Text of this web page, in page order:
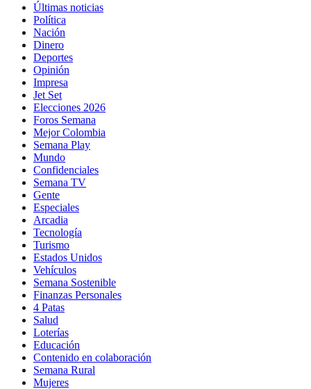
Últimas noticias
Política
Nación
Dinero
Deportes
Opinión
Impresa
Jet Set
Elecciones 2026
Foros Semana
Mejor Colombia
Semana Play
Mundo
Confidenciales
Semana TV
Gente
Especiales
Arcadia
Tecnología
Turismo
Estados Unidos
Vehículos
Semana Sostenible
Finanzas Personales
4 Patas
Salud
Loterías
Educación
Contenido en colaboración
Semana Rural
Mujeres